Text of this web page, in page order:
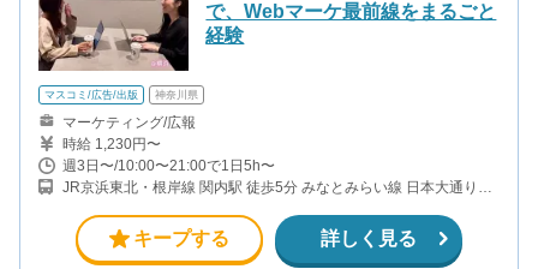
で、Webマーケ最前線をまるごと
経験
マスコミ/広告/出版 神奈川県
マーケティング/広報
時給 1,230円〜
週3日〜/10:00〜21:00で1日5h〜
JR京浜東北・根岸線 関内駅 徒歩5分 みなとみらい線 日本大通り駅
キープする 詳しく見る